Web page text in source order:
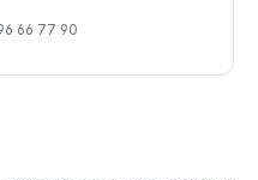
66 77 90